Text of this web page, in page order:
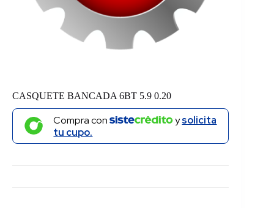
CASQUETE BANCADA 6BT 5.9 0.20
Compra con ysolicita
tu cupo.